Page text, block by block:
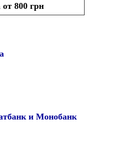
800 грн
и Монобанк